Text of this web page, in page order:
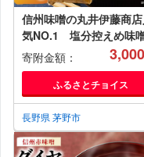
信州味噌の丸井伊藤商
気NO.1 塩分控えめ味
(粒)＜1kg＞_味噌 みそ 信
州みそ 丸井伊藤商店 調
人気 おすすめ 送料無料 贈
答 ギフト プレゼント 塩
控え目 甘口 信州味噌 1kg
粒【1576455】
寄附金額： 3,000
ふるさとチョイス
長野県 茅野市